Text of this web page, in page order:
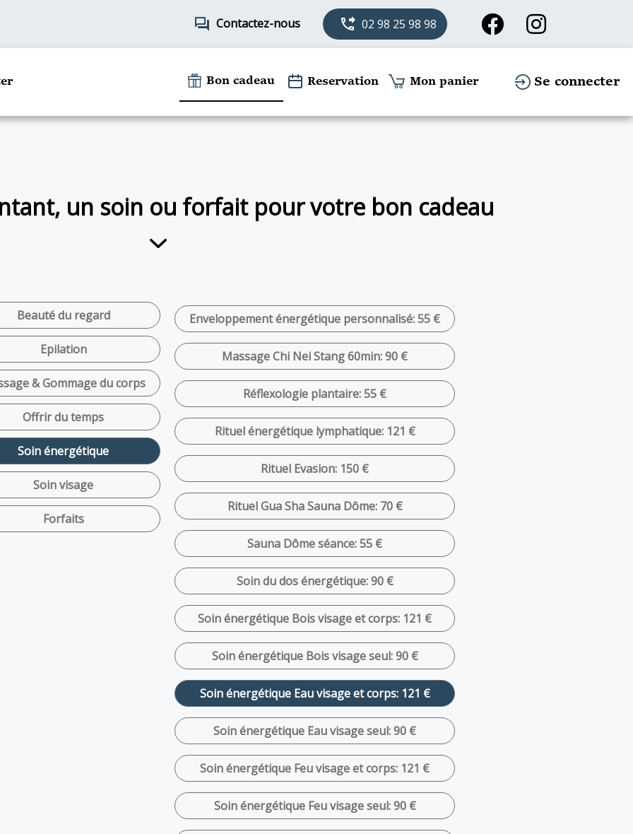
forum Contactez-nous phone_forwarded 02 98 25 98 98
Bon cadeau Reservation Mon panier Se connecter
un soin ou forfait pour votre bon cadeau
Beauté du regard
Epilation
& Gommage du corps
Offrir du temps
Soin énergétique
Soin visage
Forfaits
Enveloppement énergétique personnalisé: 55 €
Massage Chi Nei Stang 60min: 90 €
Réflexologie plantaire: 55 €
Rituel énergétique lymphatique: 121 €
Rituel Evasion: 150 €
Rituel Gua Sha Sauna Dôme: 70 €
Sauna Dôme séance: 55 €
Soin du dos énergétique: 90 €
Soin énergétique Bois visage et corps: 121 €
Soin énergétique Bois visage seul: 90 €
Soin énergétique Eau visage et corps: 121 €
Soin énergétique Eau visage seul: 90 €
Soin énergétique Feu visage et corps: 121 €
Soin énergétique Feu visage seul: 90 €